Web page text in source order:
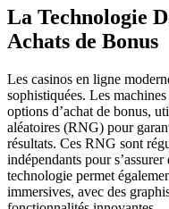
La Technologie
Achats de Bonus
Les casinos en ligne
sophistiquées. Les
options d’achat de bonus,
aléatoires (RNG) pour
résultats. Ces RNG sont
indépendants pour
technologie permet
immersives, avec des